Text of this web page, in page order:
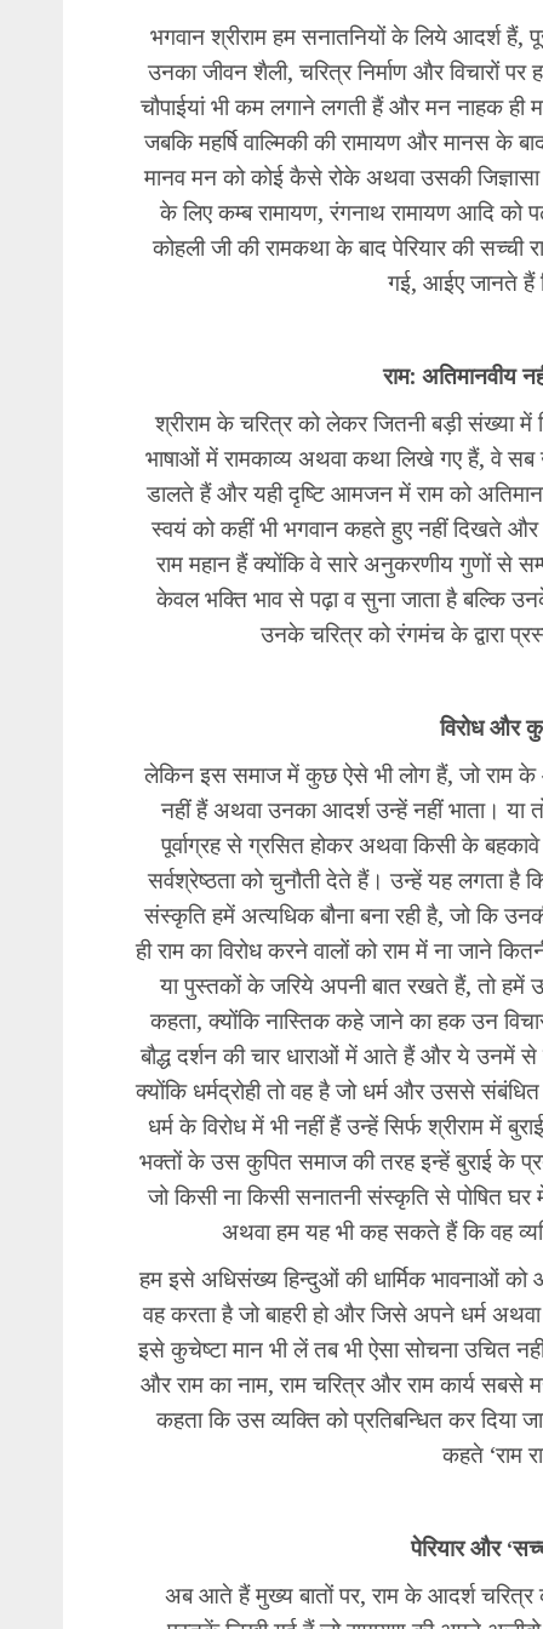
भगवान श्रीराम हम सनातनियों के लिये आदर्श
उनका जीवन शैली, चरित्र निर्माण और
चौपाईयां भी कम लगाने लगती हैं और मन नाहक
जबकि महर्षि वाल्मिकी की रामायण और मानस के
मानव मन को कोई कैसे रोके अथवा उसकी
के लिए कम्ब रामायण, रंगनाथ रामायण आदि
कोहली जी की रामकथा के बाद पेरियार की
गई, आईए जानते
राम: अतिमानवीय
श्रीराम के चरित्र को लेकर जितनी बड़ी संख्या
भाषाओं में रामकाव्य अथवा कथा लिखे गए हैं, वे सब
डालते हैं और यही दृष्टि आमजन में राम को
स्वयं को कहीं भी भगवान कहते हुए नहीं दिखते और
राम महान हैं क्योंकि वे सारे अनुकरणीय गुणों से
केवल भक्ति भाव से पढ़ा व सुना जाता है बल्कि
उनके चरित्र को रंगमंच के द्वारा
विरोध और
लेकिन इस समाज में कुछ ऐसे भी लोग हैं, जो राम के
नहीं हैं अथवा उनका आदर्श उन्हें नहीं भाता। या
पूर्वाग्रह से ग्रसित होकर अथवा किसी के
सर्वश्रेष्ठता को चुनौती देते हैं। उन्हें यह लगता है
संस्कृति हमें अत्यधिक बौना बना रही है, जो कि
ही राम का विरोध करने वालों को राम में ना जाने
या पुस्तकों के जरिये अपनी बात रखते हैं, तो
कहता, क्योंकि नास्तिक कहे जाने का हक उन
बौद्ध दर्शन की चार धाराओं में आते हैं और ये उनमें
क्योंकि धर्मद्रोही तो वह है जो धर्म और उससे
धर्म के विरोध में भी नहीं हैं उन्हें सिर्फ श्रीराम
भक्तों के उस कुपित समाज की तरह इन्हें बुराई के
जो किसी ना किसी सनातनी संस्कृति से पोषित
अथवा हम यह भी कह सकते हैं कि वह
हम इसे अधिसंख्य हिन्दुओं की धार्मिक भावनाओं
वह करता है जो बाहरी हो और जिसे अपने धर्म
इसे कुचेष्टा मान भी लें तब भी ऐसा सोचना उचित
और राम का नाम, राम चरित्र और राम कार्य
कहता कि उस व्यक्ति को प्रतिबन्धित कर दिया
कहते ‘राम
पेरियार और
अब आते हैं मुख्य बातों पर, राम के आदर्श